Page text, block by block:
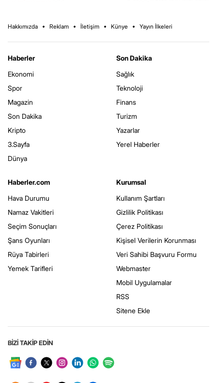
Hakkımızda Reklam İletişim Künye Yayın İlkeleri
Haberler
Ekonomi
Spor
Magazin
Son Dakika
Kripto
3.Sayfa
Dünya
Son Dakika
Sağlık
Teknoloji
Finans
Turizm
Yazarlar
Yerel Haberler
Haberler.com
Hava Durumu
Namaz Vakitleri
Seçim Sonuçları
Şans Oyunları
Rüya Tabirleri
Yemek Tarifleri
Kurumsal
Kullanım Şartları
Gizlilik Politikası
Çerez Politikası
Kişisel Verilerin Korunması
Veri Sahibi Başvuru Formu
Webmaster
Mobil Uygulamalar
RSS
Sitene Ekle
BİZİ TAKİP EDİN